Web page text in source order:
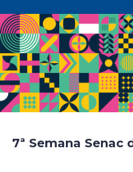
7ª Semana Senac